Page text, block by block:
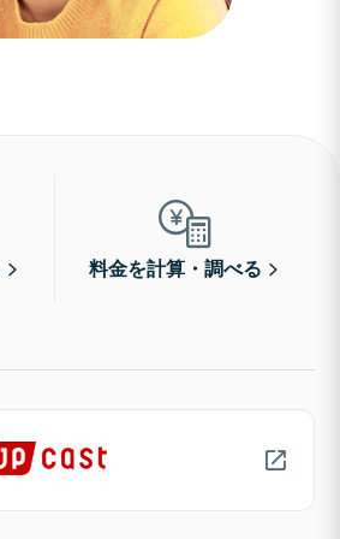
料金を計算・調べる